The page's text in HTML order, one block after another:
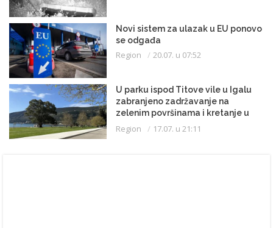
Novi sistem za ulazak u EU ponovo
se odgađa
Region 20.07. u 07:52
U parku ispod Titove vile u Igalu
zabranjeno zadržavanje na
zelenim površinama i kretanje u
kupaćem kostimu
Region 17.07. u 21:11